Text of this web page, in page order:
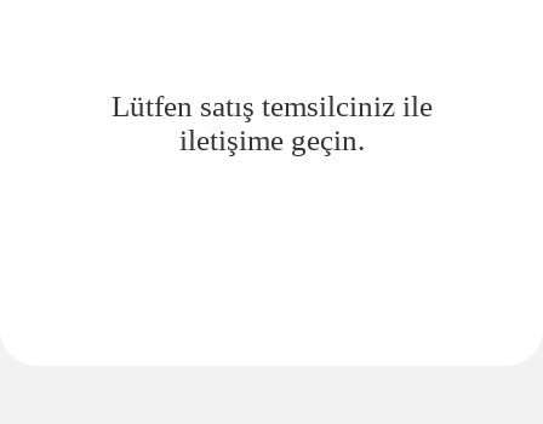
Lütfen satış temsilciniz ile
iletişime geçin.